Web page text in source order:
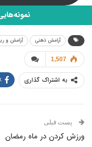
آرامش ذهنی آرامش و
1,507
به اشتراک گذاری
پست قبلی
ورزش کردن در ماه رمضان